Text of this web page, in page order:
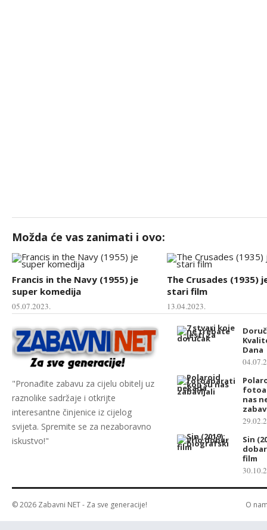
Možda će vas zanimati i ovo:
Francis in the Navy (1955) je
super komedija
05.07.2023.
The Crusades (1935)
stari film
13.04.2023.
"Pronađite zabavu za cijelu obitelj uz
raznolike sadržaje i otkrijte
interesantne činjenice iz cijelog
svijeta. Spremite se za nezaboravno
iskustvo!"
Dana
nas
Sin
film
© 2026 Zabavni NET- Za sve generacije! O